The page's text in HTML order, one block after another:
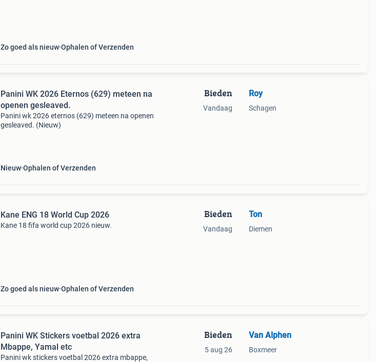
Zo goed als nieuw Ophalen of Verzenden
Panini WK 2026 Eternos (629) meteen na
openen gesleaved.
Panini wk 2026 eternos (629) meteen na openen
gesleaved. (Nieuw)
Nieuw Ophalen of Verzenden
Bieden
Vandaag
Roy
Schagen
Kane ENG 18 World Cup 2026
Kane 18 fifa world cup 2026 nieuw.
Zo goed als nieuw Ophalen of Verzenden
Bieden
Vandaag
Ton
Diemen
Panini WK Stickers voetbal 2026 extra
Mbappe, Yamal etc
Panini wk stickers voetbal 2026 extra mbappe,
Bieden
5 aug 26
Van Alphen
Boxmeer